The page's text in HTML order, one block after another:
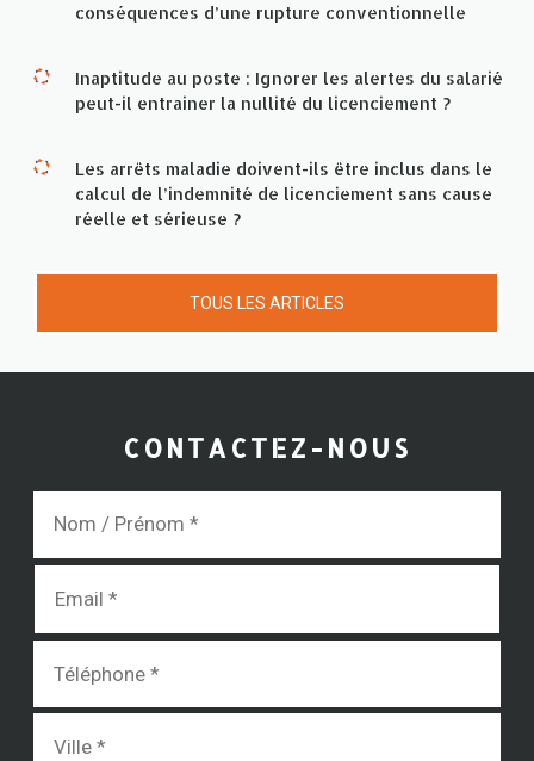
conséquences d’une rupture conventionnelle
Inaptitude au poste : Ignorer les alertes du salarié
peut-il entrainer la nullité du licenciement ?
Les arrêts maladie doivent-ils être inclus dans le
calcul de l’indemnité de licenciement sans cause
réelle et sérieuse ?
TOUS LES ARTICLES
CONTACTEZ-NOUS